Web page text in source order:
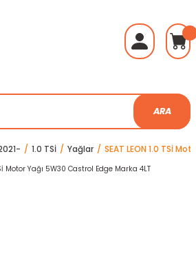
ARA
1.0 TSİ Yağlar SEAT LEON 1.0 TSİ